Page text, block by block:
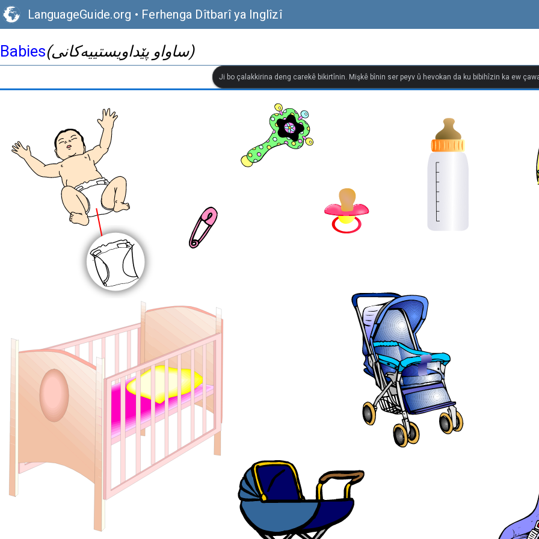
LanguageGuide.org • Ferhenga Dîtbarî ya Inglîzî
Babies (ساواو پێداویستییەکانی)
Ji bo çalakkirina deng carekê bikirtînin. Mişkê bînin ser peyv û hevokan da ku bibihîzin ka ew